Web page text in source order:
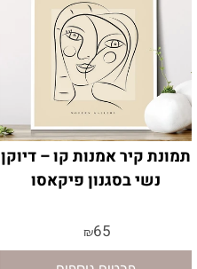
תמונת קיר אמנות קו – דיוקן
נשי בסגנון פיקאסו
₪65